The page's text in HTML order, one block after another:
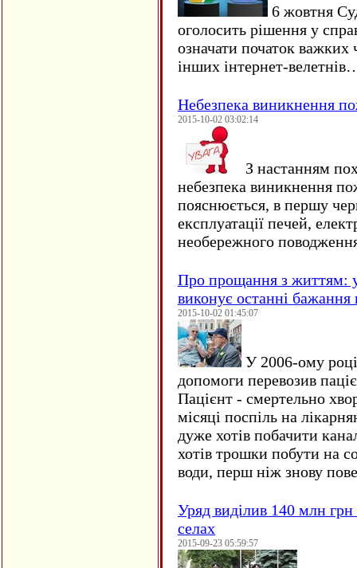
6 жовтня
оголосить рішення у
означати початок важких
інших інтернет-
Небезпека виникнення
2015-10-02 03:02:14
З настанням
небезпека виникнення
пояснюється, в першу
експлуатації печей,
необережного
Про прощання з життям:
виконує останні
2015-10-02 01:45:07
У 2006-ому
допомоги перевозив
Пацієнт - смертельно
місяці поспіль на
дуже хотів побачити
хотів трошки побути на
води, перш ніж знову
Уряд виділив 140 млн
селах
2015-09-23 05:59:57